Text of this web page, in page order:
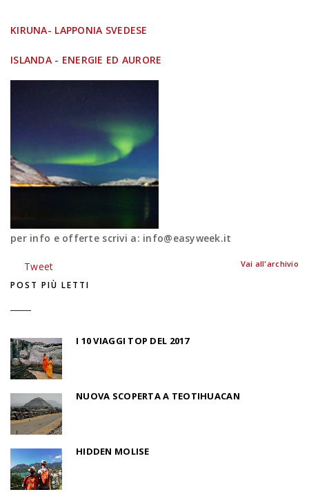
KIRUNA- LAPPONIA SVEDESE
ISLANDA - ENERGIE ED AURORE
per info e offerte scrivi a: info@easyweek.it
Vai all'archivio
Tweet
POST PIÙ LETTI
I 10 VIAGGI TOP DEL 2017
NUOVA SCOPERTA A TEOTIHUACAN
HIDDEN MOLISE